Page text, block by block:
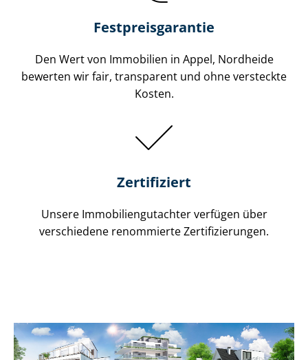
Festpreis​garantie
Den Wert von Immobilien in Appel, Nordheide
bewerten wir fair, transparent und ohne versteckte
Kosten.
Zertifiziert
Unsere Immobilien­gutachter verfügen über
verschiedene renommierte Zer­ti­fi­zie­run­gen.